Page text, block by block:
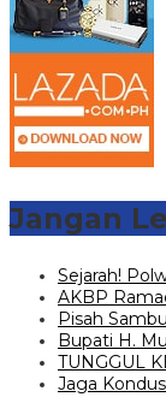
Jangan
Sejarah!
AKBP
Pisah
Bupati H.
TUNGGUL
Jaga